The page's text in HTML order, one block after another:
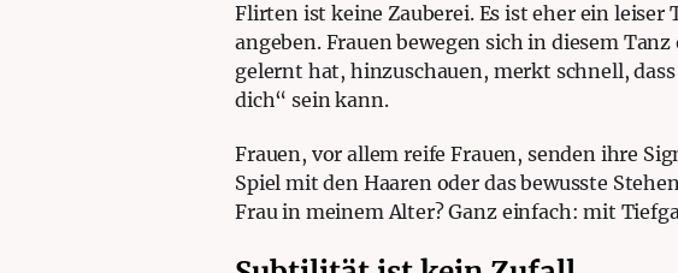
Flirten ist keine Zauberei. Es ist eher ein
angeben. Frauen bewegen sich in diesem
gelernt hat, hinzuschauen, merkt schnell,
dich“ sein kann.
Frauen, vor allem reife Frauen, senden ihre
Spiel mit den Haaren oder das bewusste
Frau in meinem Alter? Ganz einfach: mit